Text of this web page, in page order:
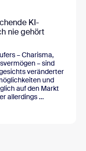
KI-
nie gehört
– Charisma,
– sind
veränderter
und
auf den Markt
allerdings …